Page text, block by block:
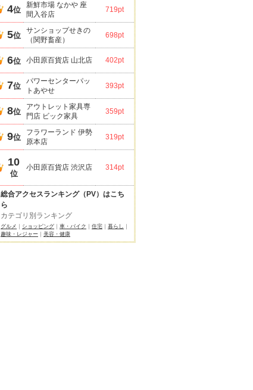
4位
新鮮市場 なかや 座
間入谷店
719pt
5位
サンショップせきの
（関野畜産）
698pt
6位 小田原百貨店 山北店 402pt
7位
パワーセンターパッ
トあやせ
393pt
8位
アウトレット家具専
門店 ビック家具
359pt
9位
フラワーランド 伊勢
原本店
319pt
10
位
小田原百貨店 渋沢店 314pt
総合アクセスランキング（PV）はこち
ら
カテゴリ別ランキング
グルメ ショッピング 車・バイク 住宅 暮らし
趣味・レジャー
美容・健康